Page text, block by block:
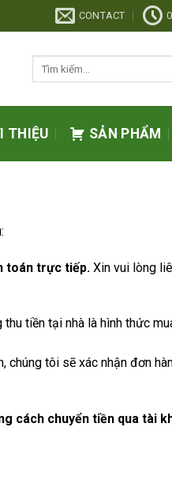
CONTACT
THIỆU SẢN PHẨM
toán trực tiếp. Xin vui lòng
thu tiền tại nhà là hình thức
chúng tôi sẽ xác nhận đơn
cách chuyển tiền qua tài